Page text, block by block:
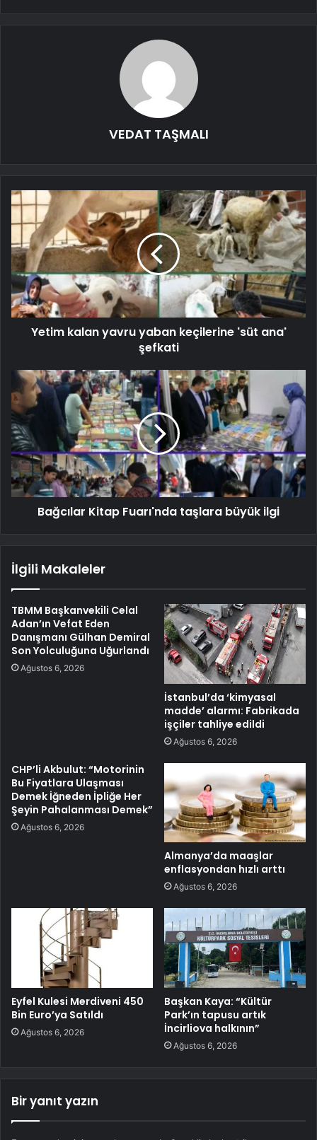
VEDAT TAŞMALI
Yetim kalan yavru yaban keçilerine 'süt ana'
şefkati
Bağcılar Kitap Fuarı'nda taşlara büyük ilgi
İlgili Makaleler
TBMM Başkanvekili Celal
Adan’ın Vefat Eden
Danışmanı Gülhan Demiral
Son Yolculuğuna Uğurlandı
Ağustos 6, 2026
İstanbul’da ‘kimyasal
madde’ alarmı: Fabrikada
işçiler tahliye edildi
Ağustos 6, 2026
CHP’li Akbulut: “Motorinin
Bu Fiyatlara Ulaşması
Demek İğneden İpliğe Her
Şeyin Pahalanması Demek”
Ağustos 6, 2026
Almanya’da maaşlar
enflasyondan hızlı arttı
Ağustos 6, 2026
Eyfel Kulesi Merdiveni 450
Bin Euro’ya Satıldı
Ağustos 6, 2026
Başkan Kaya: “Kültür
Park’ın tapusu artık
İncirliova halkının”
Ağustos 6, 2026
Bir yanıt yazın